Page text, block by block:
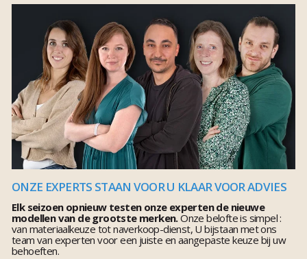
ONZE EXPERTS STAAN VOOR U KLAAR VOOR ADVIES
Elk seizoen opnieuw testen onze experten de nieuwe
modellen van de grootste merken.Onze belofte is simpel :
van materiaalkeuze tot naverkoop-dienst, U bijstaan met ons
team van experten voor een juiste en aangepaste keuze bij uw
behoeften.